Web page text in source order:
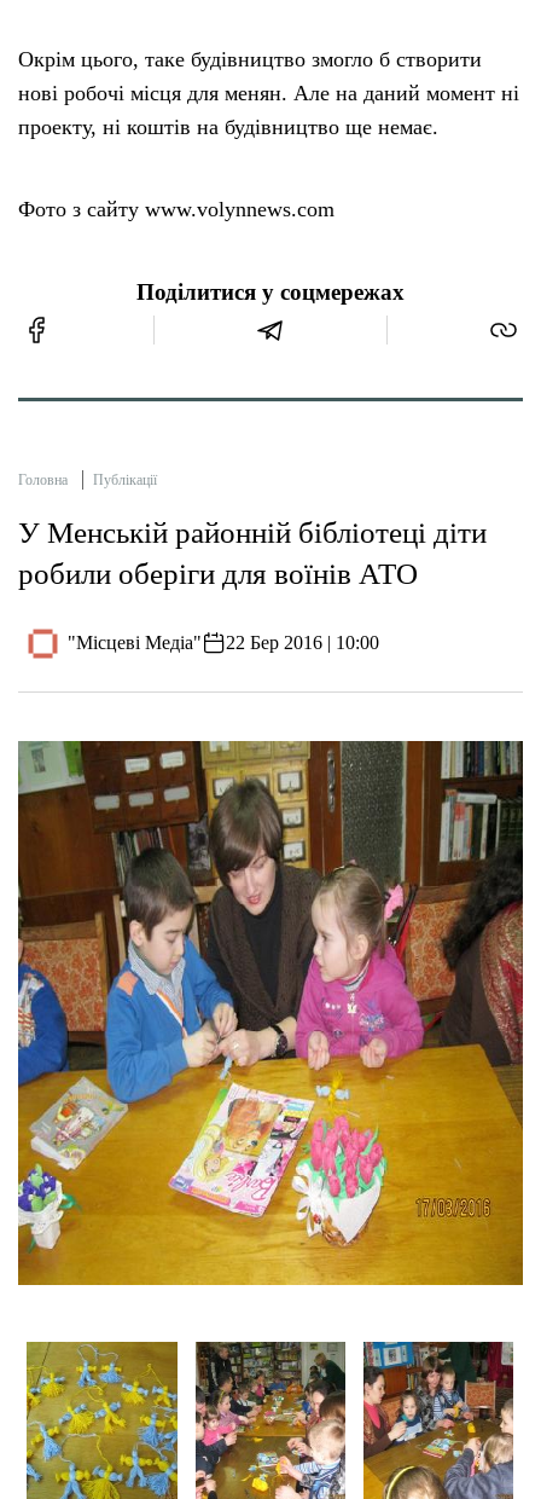
Окрім цього, таке будівництво змогло б створити
нові робочі місця для менян. Але на даний момент ні
проекту, ні коштів на будівництво ще немає.
Фото з сайту www.volynnews.com
Поділитися у соцмережах
Головна Публікації
У Менській районній бібліотеці діти
робили оберіги для воїнів АТО
"Місцеві Медіа" 22 Бер 2016 | 10:00